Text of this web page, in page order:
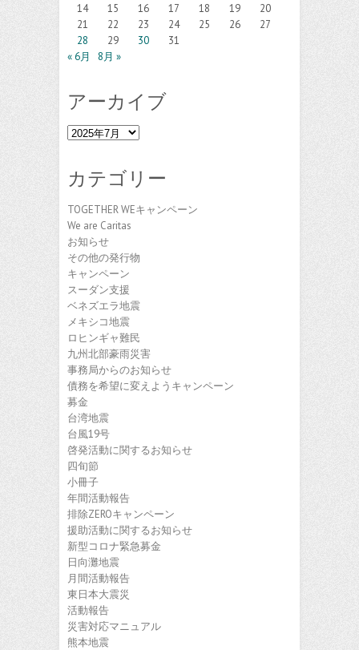
14
15 16 17 18 19
20
21
22 23 24 25 26
27
28
29 30
31
« 6月
8月 »
アーカイブ
ア
イ
カテゴリー
TOGETHER WEキャンペーン
We are Caritas
お知らせ
その他の発行物
キャンペーン
スーダン支援
ベネズエラ地震
メキシコ地震
ロヒンギャ難民
九州北部豪雨災害
事務局からのお知らせ
債務を希望に変えようキャンペーン
募金
台湾地震
台風19号
啓発活動に関するお知らせ
四旬節
小冊子
年間活動報告
排除ZEROキャンペーン
援助活動に関するお知らせ
新型コロナ緊急募金
日向灘地震
月間活動報告
東日本大震災
活動報告
災害対応マニュアル
熊本地震